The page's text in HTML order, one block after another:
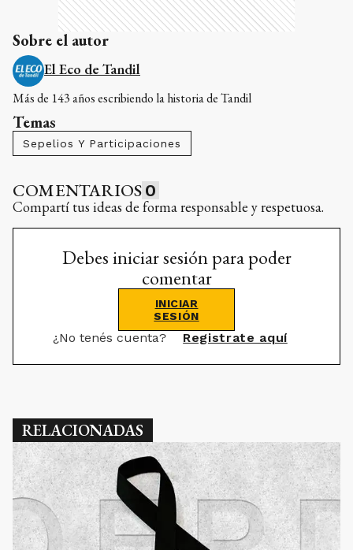
Sobre el autor
El Eco de Tandil
Más de 143 años escribiendo la historia de Tandil
Temas
Sepelios Y Participaciones
COMENTARIOS 0
Compartí tus ideas de forma responsable y respetuosa.
Debes iniciar sesión para poder
comentar
INICIAR
SESIÓN
¿No tenés cuenta? Registrate aquí
RELACIONADAS